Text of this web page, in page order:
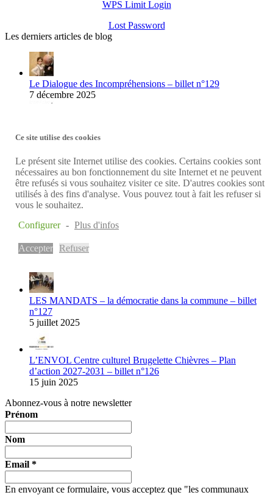
WPS Limit Login
Lost Password
Les derniers articles de blog
Le Dialogue des Incompréhensions – billet n°129
7 décembre 2025
Solidarité – Revenu d’intégration, GRAPA, art. 60/61 … les
outils du CPAS – billet nr. 128c
Temps partiel : Crédit-temps, interruption de carrière, congés
thématiques – billet n°128b
Chômage et travail à Brugelette … en 2026 ? – billet n°128a
LES MANDATS – la démocratie dans la commune – billet
n°127
5 juillet 2025
L’ENVOL Centre culturel Brugelette Chièvres – Plan
d’action 2027-2031 – billet n°126
15 juin 2025
Abonnez-vous à notre newsletter
Prénom
Nom
Email *
En envoyant ce formulaire, vous acceptez que "les communaux
Ce site utilise des cookies
Le présent site Internet utilise des cookies. Certains cookies sont
nécessaires au bon fonctionnement du site Internet et ne peuvent
être refusés si vous souhaitez visiter ce site. D'autres cookies sont
utilisés à des fins d'analyse. Vous pouvez tout à fait les refuser si
vous le souhaitez.
Configurer - Plus d'infos
Accepter Refuser